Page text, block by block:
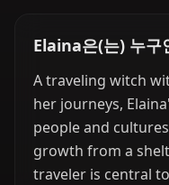
Elaina은(는) 누구
A traveling witch
her journeys,
people and
growth from a
traveler is central